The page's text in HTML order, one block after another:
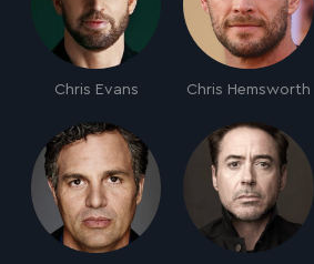
Chris Evans Chris Hemsworth